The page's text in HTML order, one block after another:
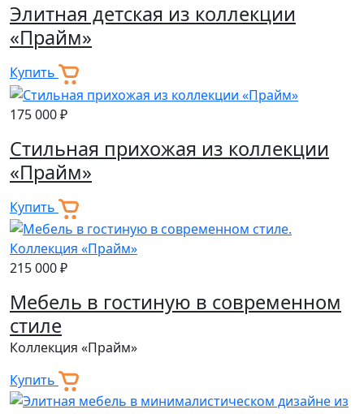
Элитная детская из коллекции
«Прайм»
Купить
175 000 ₽
Стильная прихожая из коллекции
«Прайм»
Купить
215 000 ₽
Мебель в гостиную в современном
стиле
Коллекция «Прайм»
Купить